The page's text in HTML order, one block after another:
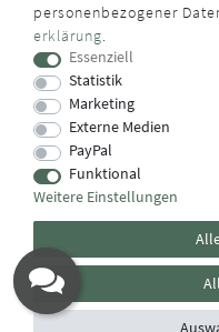
personenbezogener
erklärung.
Essenziell
Statistik
Marketing
Externe Medien
PayPal
Funktional
Weitere Einstellungen